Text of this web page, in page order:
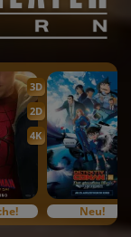
3D
2D
4K
Neu!